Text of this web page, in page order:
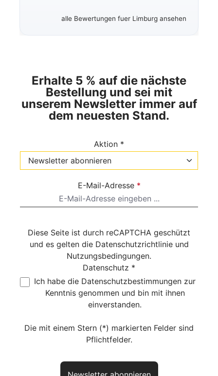
alle Bewertungen fuer Limburg ansehen
Erhalte 5 % auf die nächste
Bestellung und sei mit
unserem Newsletter immer auf
dem neuesten Stand.
Aktion *
E-Mail-Adresse *
Diese Seite ist durch reCAPTCHA geschützt
und es gelten die Datenschutzrichtlinieund
Nutzungsbedingungen.
Datenschutz *
Ich habe die Datenschutzbestimmungen zur
Kenntnis genommen und bin mit ihnen
einverstanden.
Die mit einem Stern (*) markierten Felder sind
Pflichtfelder.